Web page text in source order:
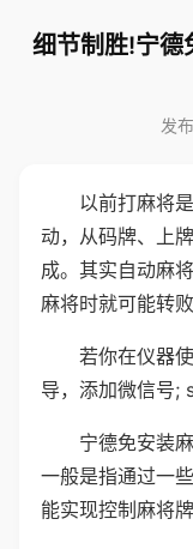
细节制胜!宁德
发
以前打麻将
动，从码牌、上
成。其实自动麻
麻将时就可能转败
若你在仪器
导，添加微信号;
宁德免安装
一般是指通过一
能实现控制麻将